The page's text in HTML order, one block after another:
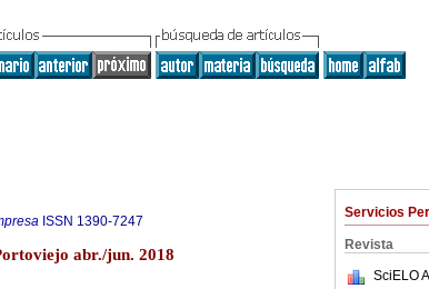
Servicios
Revista
SciELO
ISSN 1390-7247
abr./jun. 2018